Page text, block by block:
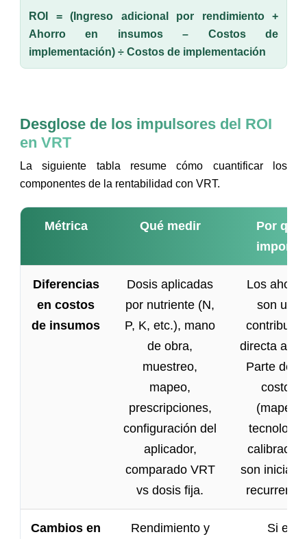
ROI = (Ingreso adicional por rendimiento +
Ahorro en insumos – Costos de
implementación) ÷ Costos de implementación
Desglose de los impulsores del ROI
en VRT
La siguiente tabla resume cómo cuantificar los
componentes de la rentabilidad con VRT.
Métrica Qué medir
Por qué
importa
Diferencias
en costos
de insumos
Dosis aplicadas
por nutriente (N,
P, K, etc.), mano
de obra,
muestreo,
mapeo,
prescripciones,
configuración del
aplicador,
comparado VRT
vs dosis fija.
Los
son una
directa al
Parte de
costos
(mapeo,
son
Cambios en Rendimiento y Si el